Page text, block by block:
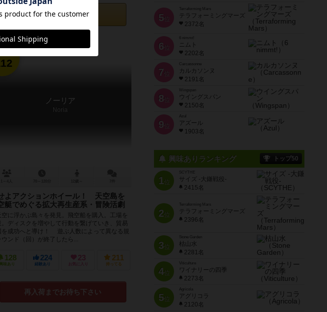
カートに追加する
5,500円（税込）
12
ノーリア
Noria
よアクションホイール！ 天空島を
艇でめぐる拡大再生産系・冒険活劇
に浮かぶ島々を発見。飛空船を購入。工場を
。ディスクを増やして行動を繋げていき、貿易
を成功へと導け！ 遊ぶ人数によって異なる規
ウンド（回）が終了したら...
128
興味あり
224
経験あり
23
お気に入り
211
持ってる
再入荷までお待ち下さい
5 位
Terraforming Mars
テラフォーミングマーズ
2372名
6 位
ニムト
2202名
7 位
Carcassonne
カルカソンヌ
2191名
8 位
Wingspan
ウイングスパン
2150名
9 位
Azul
アズール
1903名
興味ありランキング トップ50
1位
SCYTHE
サイズ -大鎌戦役-
2415名
2位
Terraforming Mars
テラフォーミングマーズ
2396名
3位
Stone Garden
枯山水
2281名
4位
Viticulture
ワイナリーの四季
2273名
5位
Agricola
アグリコラ
2120名